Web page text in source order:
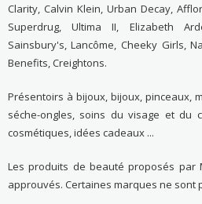
Clarity, Calvin Klein, Urban Decay,
Superdrug, Ultima II, Elizabeth
Sainsbury's, Lancôme, Cheeky Girls,
Benefits, Creightons.
Présentoirs à bijoux, bijoux, pinceaux,
séche-ongles, soins du visage et du
cosmétiques, idées cadeaux ...
Les produits de beauté proposés par
approuvés. Certaines marques ne sont